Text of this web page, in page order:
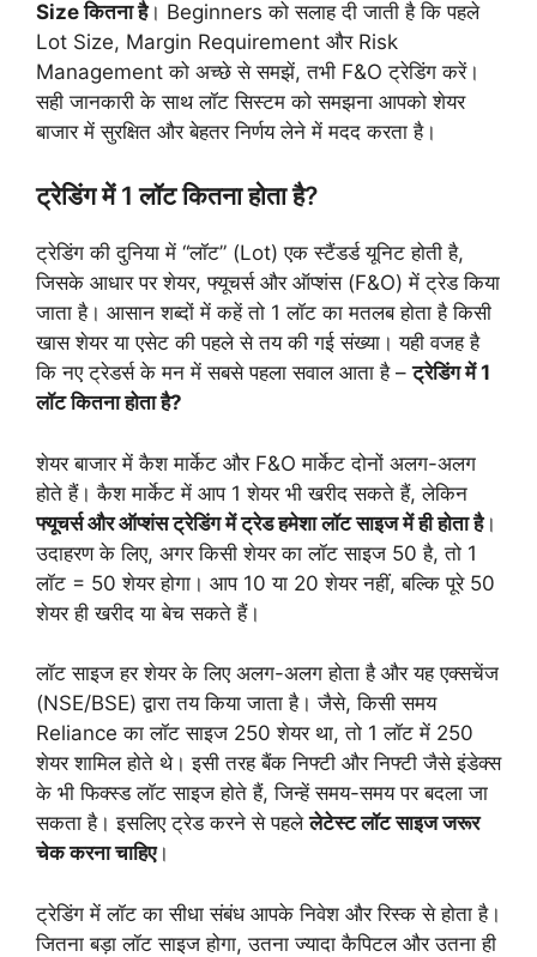
Size कितना है। Beginners को सलाह दी जाती है कि पहले
Lot Size, Margin Requirement और Risk
Management को अच्छे से समझें, तभी F&O ट्रेडिंग करें।
सही जानकारी के साथ लॉट सिस्टम को समझना आपको शेयर
बाजार में सुरक्षित और बेहतर निर्णय लेने में मदद करता है।
ट्रेडिंग में 1 लॉट कितना होता है?
ट्रेडिंग की दुनिया में “लॉट” (Lot) एक स्टैंडर्ड यूनिट होती है,
जिसके आधार पर शेयर, फ्यूचर्स और ऑप्शंस (F&O) में ट्रेड किया
जाता है। आसान शब्दों में कहें तो 1 लॉट का मतलब होता है किसी
खास शेयर या एसेट की पहले से तय की गई संख्या। यही वजह है
कि नए ट्रेडर्स के मन में सबसे पहला सवाल आता है –ट्रेडिंग में 1
लॉट कितना होता है?
शेयर बाजार में कैश मार्केट और F&O मार्केट दोनों अलग-अलग
होते हैं। कैश मार्केट में आप 1 शेयर भी खरीद सकते हैं, लेकिन
फ्यूचर्स और ऑप्शंस ट्रेडिंग में ट्रेड हमेशा लॉट साइज में ही होता है।
उदाहरण के लिए, अगर किसी शेयर का लॉट साइज 50 है, तो 1
लॉट = 50 शेयर होगा। आप 10 या 20 शेयर नहीं, बल्कि पूरे 50
शेयर ही खरीद या बेच सकते हैं।
लॉट साइज हर शेयर के लिए अलग-अलग होता है और यह एक्सचेंज
(NSE/BSE) द्वारा तय किया जाता है। जैसे, किसी समय
Reliance का लॉट साइज 250 शेयर था, तो 1 लॉट में 250
शेयर शामिल होते थे। इसी तरह बैंक निफ्टी और निफ्टी जैसे इंडेक्स
के भी फिक्स्ड लॉट साइज होते हैं, जिन्हें समय-समय पर बदला जा
सकता है। इसलिए ट्रेड करने से पहलेलेटेस्ट लॉट साइज जरूर
चेक करना चाहिए।
ट्रेडिंग में लॉट का सीधा संबंध आपके निवेश और रिस्क से होता है।
जितना बड़ा लॉट साइज होगा, उतना ज्यादा कैपिटल और उतना ही